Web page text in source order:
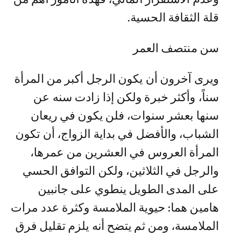
قلة الثقافة الحسية.
سن منتصف العمر
ويرى آخرون أن يكون الرجل أكبر من المرأة
سناً، وأكثر خبرة ولكن إذا زادت سنه عن
سنها بعشر سنوات، فلن يكون في ريعان
الشباب، والأفضل في بداية الزواج، أن تكون
المرأة العروس في العشرين من عمرها،
والرجل في الثلاثين، ولكن التوافق الحسي
على المدى الطويل ينطوي على جانبين
هامين هما: حيوية الملامسة وكثرة عدد مرات
الملامسة، ومن ثم يتضح أنه يلزم تقليل فرق